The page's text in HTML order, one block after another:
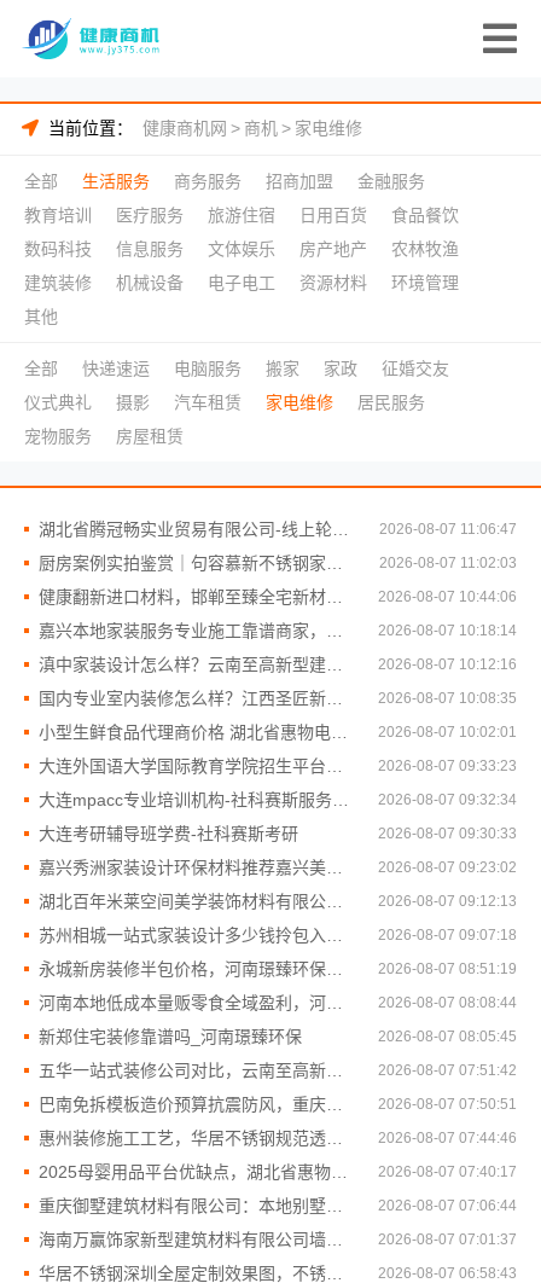
当前位置： 健康商机网 > 商机> 家电维修
全部 生活服务 商务服务 招商加盟
金融服务
教育培训
医疗服务 旅游住宿 日用百货
食品餐饮
数码科技
信息服务 文体娱乐 房产地产
农林牧渔
建筑装修
机械设备 电子电工 资源材料
环境管理
其他
全部 快递速运 电脑服务 搬家 家政
征婚交友
仪式典礼
摄影 汽车租赁 家电维修
居民服务
宠物服务
房屋租赁
2026-08-07 11:06:47
2026-08-07 11:02:03
2026-08-07 10:44:06
2026-08-07 10:18:14
2026-08-07 10:12:16
2026-08-07 10:08:35
2026-08-07 10:02:01
2026-08-07 09:33:23
2026-08-07 09:32:34
大连考研辅导班学费-社科赛斯考研 2026-08-07 09:30:33
2026-08-07 09:23:02
2026-08-07 09:12:13
2026-08-07 09:07:18
2026-08-07 08:51:19
2026-08-07 08:08:44
新郑住宅装修靠谱吗_河南璟臻环保 2026-08-07 08:05:45
2026-08-07 07:51:42
2026-08-07 07:50:51
2026-08-07 07:44:46
2026-08-07 07:40:17
2026-08-07 07:06:44
2026-08-07 07:01:37
2026-08-07 06:58:43